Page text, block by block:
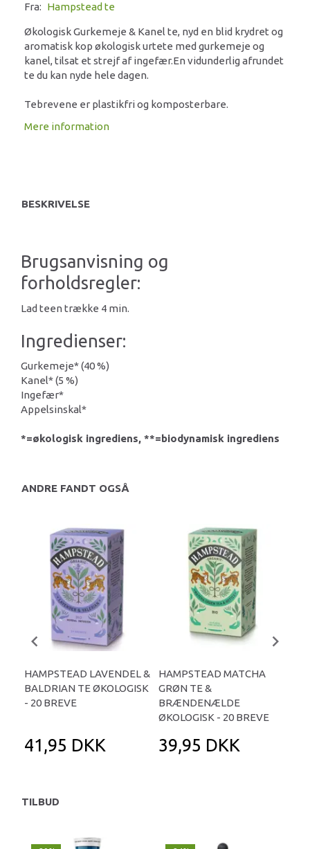
Fra: Hampstead te
Økologisk Gurkemeje & Kanel te, nyd en blid krydret og
aromatisk kop økologisk urtete med gurkemeje og
kanel, tilsat et strejf af ingefær.En vidunderlig afrundet
te du kan nyde hele dagen.
Tebrevene er plastikfri og komposterbare.
Mere information
BESKRIVELSE
Brugsanvisning og
forholdsregler:
Lad teen trække 4 min.
Ingredienser:
Gurkemeje* (40 %)
Kanel* (5 %)
Ingefær*
Appelsinskal*
*=økologisk ingrediens, **=biodynamisk ingrediens
ANDRE FANDT OGSÅ
HAMPSTEAD LAVENDEL &
BALDRIAN TE ØKOLOGISK
- 20 BREVE
41,95 DKK
HAMPSTEAD MATCHA
GRØN TE &
BRÆNDENÆLDE
ØKOLOGISK - 20 BREVE
39,95 DKK
TILBUD